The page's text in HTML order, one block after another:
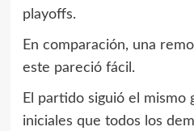
playoffs.
En comparación, una
este pareció fácil.
El partido siguió el mismo
iniciales que todos los